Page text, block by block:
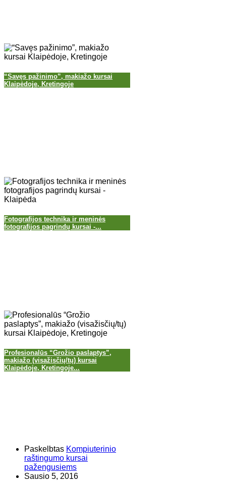
“Savęs pažinimo”, makiažo kursai
Klaipėdoje, Kretingoje
Fotografijos technika ir meninės
fotografijos pagrindų kursai -...
Profesionalūs “Grožio paslaptys”,
makiažo (visažisčių/tų) kursai
Klaipėdoje, Kretingoje...
Paskelbtas Kompiuterinio
raštingumo kursai
pažengusiems
Sausio 5, 2016